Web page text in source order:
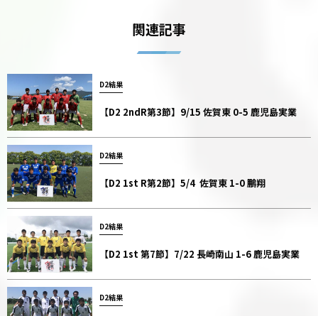
関連記事
D2結果
【D2 2ndR第3節】9/15 佐賀東 0-5 鹿児島実業
D2結果
【D2 1st R第2節】5/4 佐賀東 1-0 鵬翔
D2結果
【D2 1st 第7節】7/22 長崎南山 1-6 鹿児島実業
D2結果